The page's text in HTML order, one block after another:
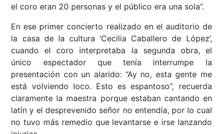
el coro eran 20 personas y el público era una sola”.
En ese primer concierto realizado en el auditorio de
la casa de la cultura ‘Cecilia Caballero de López’,
cuando el coro interpretaba la segunda obra, el
único espectador que tenía interrumpe la
presentación con un alarido: “Ay no, esta gente me
está volviendo loco. Esto es espantoso”, recuerda
claramente la maestra porque estaban cantando en
latín y el desprevenido señor no entendía, por lo cual
no tuvo más remedio que levantarse e irse lanzando